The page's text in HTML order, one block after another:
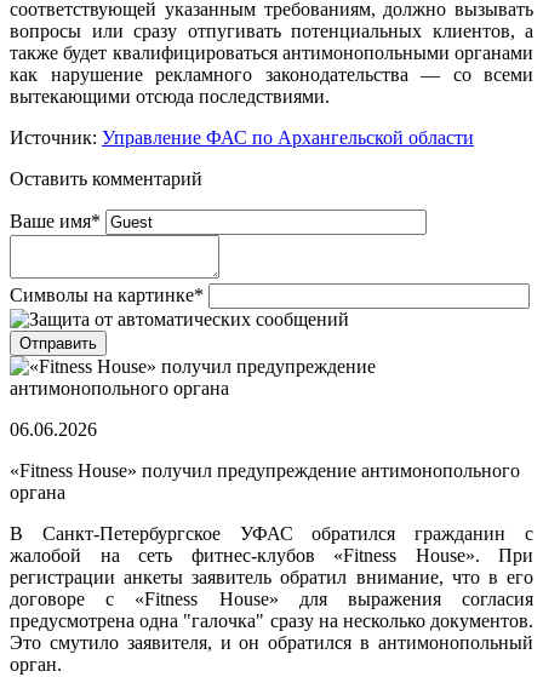
соответствующей указанным требованиям, должно вызывать
вопросы или сразу отпугивать потенциальных клиентов, а
также будет квалифицироваться антимонопольными органами
как нарушение рекламного законодательства — со всеми
вытекающими отсюда последствиями.
Источник: Управление ФАС по Архангельской области
Оставить комментарий
Ваше имя*
Символы на картинке*
06.06.2026
«Fitness House» получил предупреждение антимонопольного
органа
В Санкт-Петербургское УФАС обратился гражданин с
жалобой на сеть фитнес-клубов «Fitness House». При
регистрации анкеты заявитель обратил внимание, что в его
договоре с «Fitness House» для выражения согласия
предусмотрена одна "галочка" сразу на несколько документов.
Это смутило заявителя, и он обратился в антимонопольный
орган.